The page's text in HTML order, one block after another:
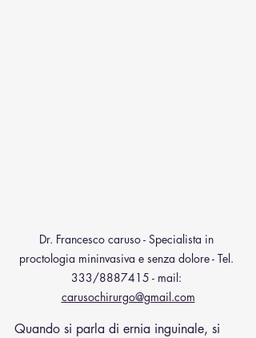
Dr. Francesco caruso - Specialista in
proctologia mininvasiva e senza dolore - Tel.
333/8887415 - mail:
carusochirurgo@gmail.com
Quando si parla di ernia inguinale, si